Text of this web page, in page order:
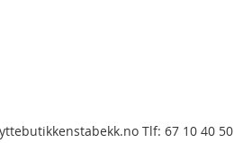
Tlf: 67 10 40 50